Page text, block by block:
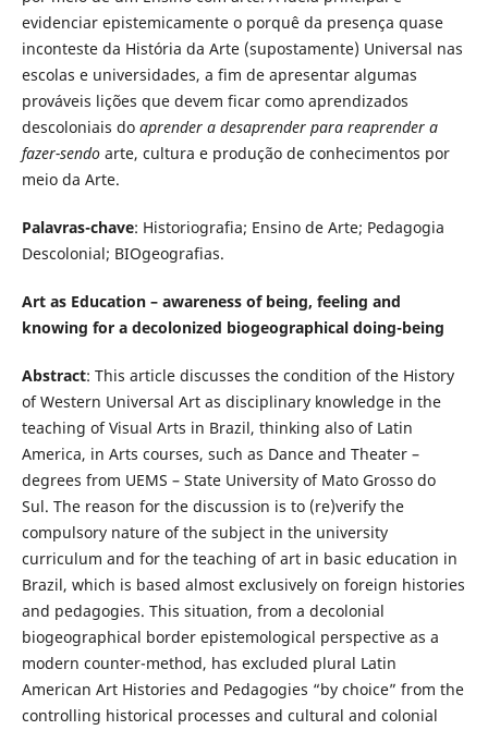
evidenciar epistemicamente o porquê da presença quase
inconteste da História da Arte (supostamente) Universal nas
escolas e universidades, a fim de apresentar algumas
prováveis lições que devem ficar como aprendizados
descoloniais do aprender a desaprender para reaprender a
fazer-sendoarte, cultura e produção de conhecimentos por
meio da Arte.
Palavras-chave: Historiografia; Ensino de Arte; Pedagogia
Descolonial; BIOgeografias.
Art as Education – awareness of being, feeling and
knowing for a decolonized biogeographical doing-being
Abstract: This article discusses the condition of the History
of Western Universal Art as disciplinary knowledge in the
teaching of Visual Arts in Brazil, thinking also of Latin
America, in Arts courses, such as Dance and Theater –
degrees from UEMS – State University of Mato Grosso do
Sul. The reason for the discussion is to (re)verify the
compulsory nature of the subject in the university
curriculum and for the teaching of art in basic education in
Brazil, which is based almost exclusively on foreign histories
and pedagogies. This situation, from a decolonial
biogeographical border epistemological perspective as a
modern counter-method, has excluded plural Latin
American Art Histories and Pedagogies “by choice” from the
controlling historical processes and cultural and colonial